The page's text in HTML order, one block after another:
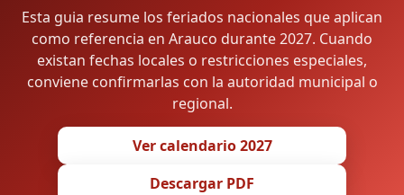
Esta guia resume los feriados nacionales que aplican
como referencia en Arauco durante 2027. Cuando
existan fechas locales o restricciones especiales,
conviene confirmarlas con la autoridad municipal o
regional.
Ver calendario 2027
Descargar PDF